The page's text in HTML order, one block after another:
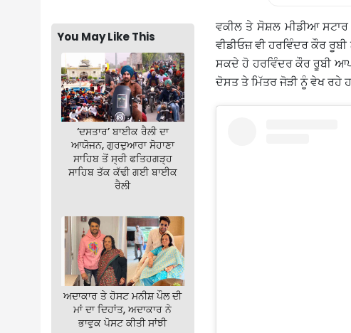
You May Like This
‘ਦਸਤਾਰ’ ਬਾਈਕ ਰੈਲੀ ਦਾ
ਆਯੋਜਨ, ਗੁਰਦੁਆਰਾ ਸੋਹਾਣਾ
ਸਾਹਿਬ ਤੋਂ ਸ੍ਰੀ ਫਤਿਹਗੜ੍ਹ
ਸਾਹਿਬ ਤੱਕ ਕੱਢੀ ਗਈ ਬਾਈਕ
ਰੈਲੀ
ਅਦਾਕਾਰ ਤੇ ਹੋਸਟ ਮਨੀਸ਼ ਪੌਲ ਦੀ
ਮਾਂ ਦਾ ਦਿਹਾਂਤ, ਅਦਾਕਾਰ ਨੇ
ਭਾਵੁਕ ਪੋਸਟ ਕੀਤੀ ਸਾਂਝੀ
ਵਕੀਲ ਤੇ ਸੋਸ਼ਲ ਮੀਡੀਆ
ਵੀਡੀਓਜ਼ ਵੀ ਹਰਵਿੰਦਰ ਕੌਰ
ਸਕਦੇ ਹੋ ਹਰਵਿੰਦਰ ਕੌਰ ਰੂਬੀ
ਦੋਸਤ ਤੇ ਮਿੱਤਰ ਜੋੜੀ ਨੂੰ ਵੇਖ ਰਹੇ